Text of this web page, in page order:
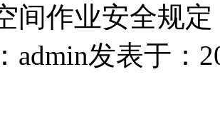
间作业安全规定
admin发表于：